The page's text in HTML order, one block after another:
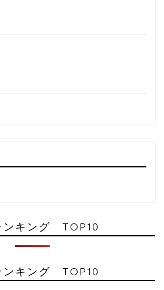
ンキング TOP10
ンキング TOP10